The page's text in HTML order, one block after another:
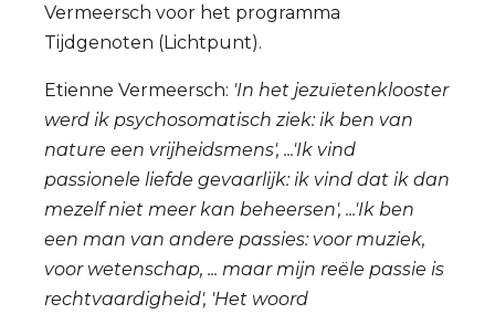
Vermeersch voor het programma
Tijdgenoten (Lichtpunt).
Etienne Vermeersch: 'In het jezuïetenklooster
werd ik psychosomatisch ziek: ik ben van
nature een vrijheidsmens', ...'Ik vind
passionele liefde gevaarlijk: ik vind dat ik dan
mezelf niet meer kan beheersen', ...'Ik ben
een man van andere passies: voor muziek,
voor wetenschap, ... maar mijn reële passie is
rechtvaardigheid', 'Het woord